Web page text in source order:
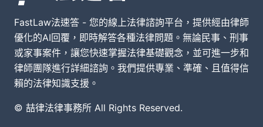
FastLaw法速答 - 您的線上法律諮詢平台，提供經由律師
優化的AI回覆，即時解答各種法律問題。無論民事、刑事
或家事案件，讓您快速掌握法律基礎觀念，並可進一步和
律師團隊進行詳細諮詢。我們提供專業、準確、且值得信
賴的法律知識支援。
© 喆律法律事務所 All Rights Reserved.